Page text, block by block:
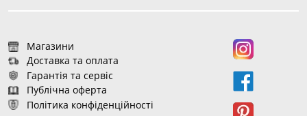
Магазини
Доставка та оплата
Гарантія та сервіс
Публічна оферта
Політика конфіденційності